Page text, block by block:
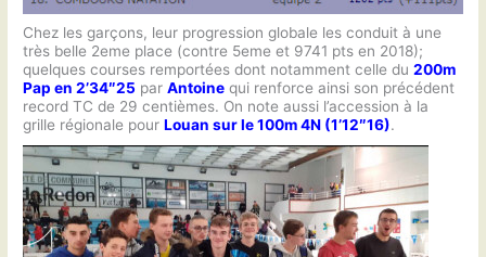
Chez les garçons, leur progression globale les conduit à une
très belle 2eme place (contre 5eme et 9741 pts en 2018);
quelques courses remportées dont notamment celle du200m
Pap en 2’34″25 parAntoine qui renforce ainsi son précédent
record TC de 29 centièmes. On note aussi l’accession à la
grille régionale pourLouan sur le 100m 4N (1’12″16).